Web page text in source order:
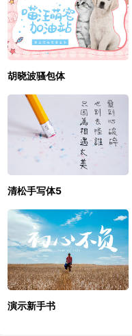
胡晓波骚包体
清松手写体5
演示新手书